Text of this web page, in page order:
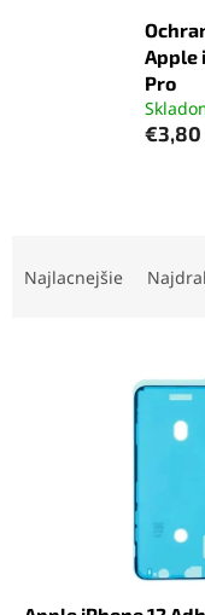
Apple
Pro
€3,80
Najlacnejšie